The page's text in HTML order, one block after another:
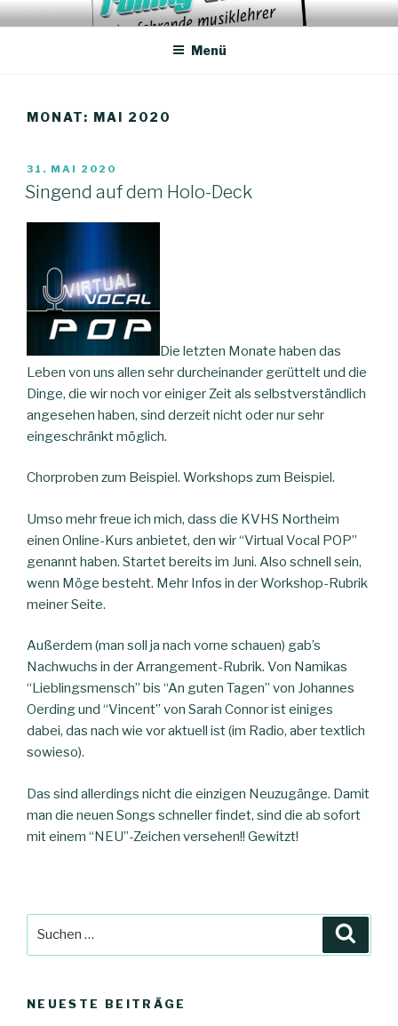
Zum
InhaltROLLING TONES – DER
FAHRENDE MUSIKLEHRER
Unterricht, Coachings, Chor-Arrangements
Menü
MONAT: MAI 2020
VERÖFFENTLICHT
AM
31. MAI 2020
Singend auf dem Holo-Deck
Die letzten Monate haben das
Leben von uns allen sehr durcheinander gerüttelt und die
Dinge, die wir noch vor einiger Zeit als selbstverständlich
angesehen haben, sind derzeit nicht oder nur sehr
eingeschränkt möglich.
Chorproben zum Beispiel. Workshops zum Beispiel.
Umso mehr freue ich mich, dass die KVHS Northeim
einen Online-Kurs anbietet, den wir “Virtual Vocal POP”
genannt haben. Startet bereits im Juni. Also schnell sein,
wenn Möge besteht. Mehr Infos in der Workshop-Rubrik
meiner Seite.
Außerdem (man soll ja nach vorne schauen) gab’s
Nachwuchs in der Arrangement-Rubrik. Von Namikas
“Lieblingsmensch” bis “An guten Tagen” von Johannes
Oerding und “Vincent” von Sarah Connor ist einiges
dabei, das nach wie vor aktuell ist (im Radio, aber textlich
sowieso).
Das sind allerdings nicht die einzigen Neuzugänge. Damit
man die neuen Songs schneller findet, sind die ab sofort
mit einem “NEU”-Zeichen versehen!! Gewitzt!
NEUESTE BEITRÄGE